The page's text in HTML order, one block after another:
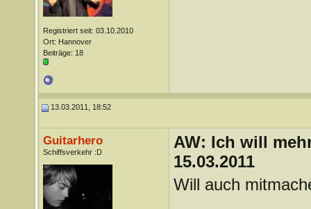
Registriert seit: 03.10.2010
Ort: Hannover
Beiträge: 18
13.03.2011, 18:52
Guitarhero
Schiffsverkehr :D
AW: Ich will
15.03.2011
Will auch